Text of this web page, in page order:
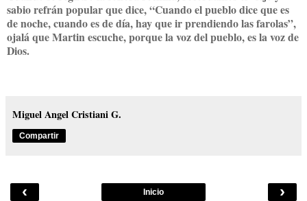
sabio refrán popular que dice, “Cuando el pueblo dice que es
de noche, cuando es de día, hay que ir prendiendo las farolas”,
ojalá que Martin escuche, porque la voz del pueblo, es la voz de
Dios.
Miguel Angel Cristiani G.
Compartir
‹ ›
Inicio